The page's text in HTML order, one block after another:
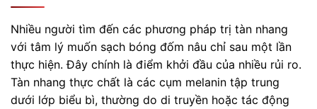
Nhiều người tìm đến các phương pháp trị tàn nhang
với tâm lý muốn sạch bóng đốm nâu chỉ sau một lần
thực hiện. Đây chính là điểm khởi đầu của nhiều rủi ro.
Tàn nhang thực chất là các cụm melanin tập trung
dưới lớp biểu bì, thường do di truyền hoặc tác động